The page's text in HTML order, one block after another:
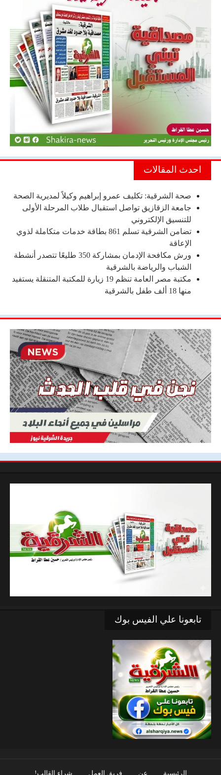
احدث المقالات
صحة الشرقية: تكليف عمرو إبراهيم وكيلاً لمديرية الصحة
جامعة الزقازيق تواصل استقبال طلاب المرحلة الأولى
للتنسيق الإلكتروني
تضامن الشرقية تسلم 861 بطاقة خدمات متكاملة لذوي
الإعاقة
ورش مكافحة الإدمان بمشاركة 350 طليعًا تتصدر أنشطة
الشباب والرياضة بالشرقية
مكتبة مصر العامة تنظم 19 زيارة للمكتبة المتنقلة يستفيد
منها 18 ألف طفل بالشرقية
تابعونا علي الفيس بوك
الرئيسية عن فريق العمل شراء القالب!